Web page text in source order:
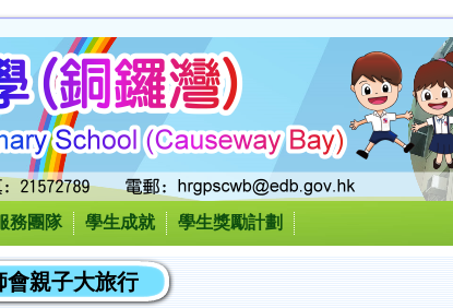
務團隊 學生成就 學生獎勵計劃
會親子大旅行